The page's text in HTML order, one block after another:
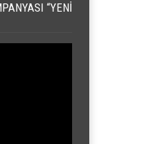
“YENI